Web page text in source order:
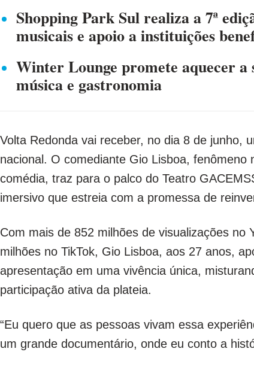
Shopping Park Sul realiza a 7ª
musicais e apoio a instituições
Winter Lounge promete aquecer a
música e gastronomia
Volta Redonda vai receber, no dia 8 de junho,
nacional. O comediante Gio Lisboa,
comédia, traz para o palco do Teatro
imersivo que estreia com a promessa de
Com mais de 852 milhões de visualizações
milhões no TikTok, Gio Lisboa, aos 27 anos,
apresentação em uma vivência única,
participação ativa da plateia.
“Eu quero que as pessoas vivam essa
um grande documentário, onde eu conto a